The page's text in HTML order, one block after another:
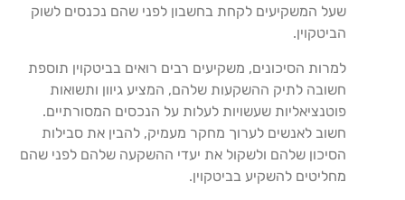
שעל המשקיעים לקחת בחשבון לפני שהם נכנסים לשוק
הביטקוין.
למרות הסיכונים, משקיעים רבים רואים בביטקוין תוספת
חשובה לתיק ההשקעות שלהם, המציע גיוון ותשואות
פוטנציאליות שעשויות לעלות על הנכסים המסורתיים.
חשוב לאנשים לערוך מחקר מעמיק, להבין את סבילות
הסיכון שלהם ולשקול את יעדי ההשקעה שלהם לפני שהם
מחליטים להשקיע בביטקוין.